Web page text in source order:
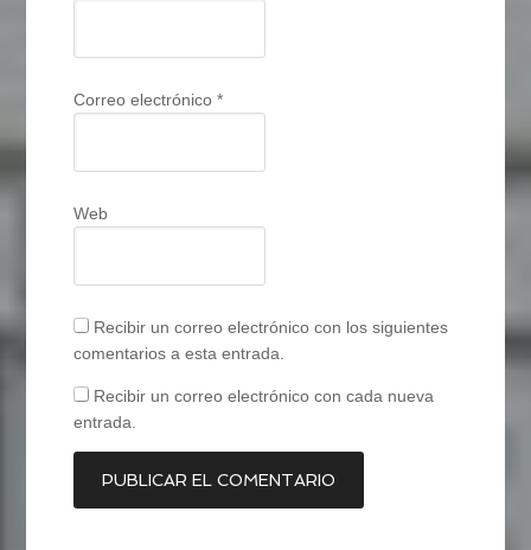
Correo electrónico*
Web
Recibir un correo electrónico con los siguientes
comentarios a esta entrada.
Recibir un correo electrónico con cada nueva
entrada.